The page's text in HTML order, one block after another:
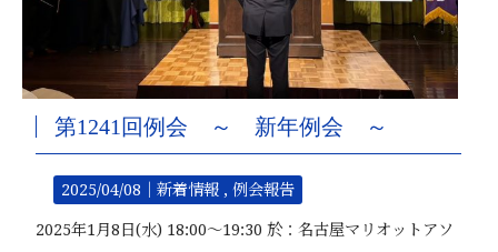
第1241回例会 ～ 新年例会 ～
2025/04/08｜ 新着情報 例会報告
2025年1月8日(水) 18:00～19:30 於：名古屋マリオットアソ